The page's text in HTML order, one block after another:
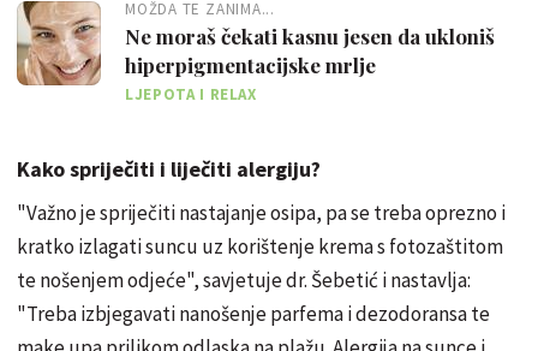
MOŽDA TE ZANIMA...
Ne moraš čekati kasnu jesen da ukloniš
hiperpigmentacijske mrlje
LJEPOTA I RELAX
Kako spriječiti i liječiti alergiju?
"Važno je spriječiti nastajanje osipa, pa se treba oprezno i
kratko izlagati suncu uz korištenje krema s fotozaštitom
te nošenjem odjeće", savjetuje dr. Šebetić i nastavlja:
"Treba izbjegavati nanošenje parfema i dezodoransa te